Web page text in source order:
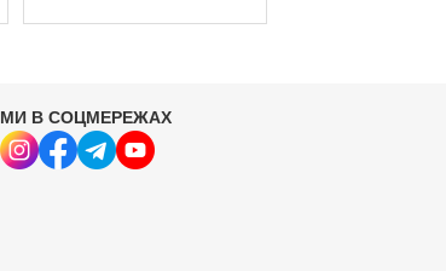
МИ В СОЦМЕРЕЖАХ